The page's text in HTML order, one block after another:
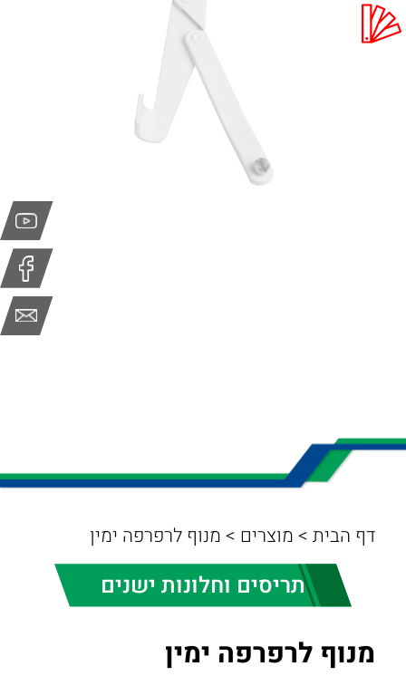
דף הבית>מוצרים >מנוף לרפרפה ימין
תריסים וחלונות ישנים
מנוף לרפרפה ימין